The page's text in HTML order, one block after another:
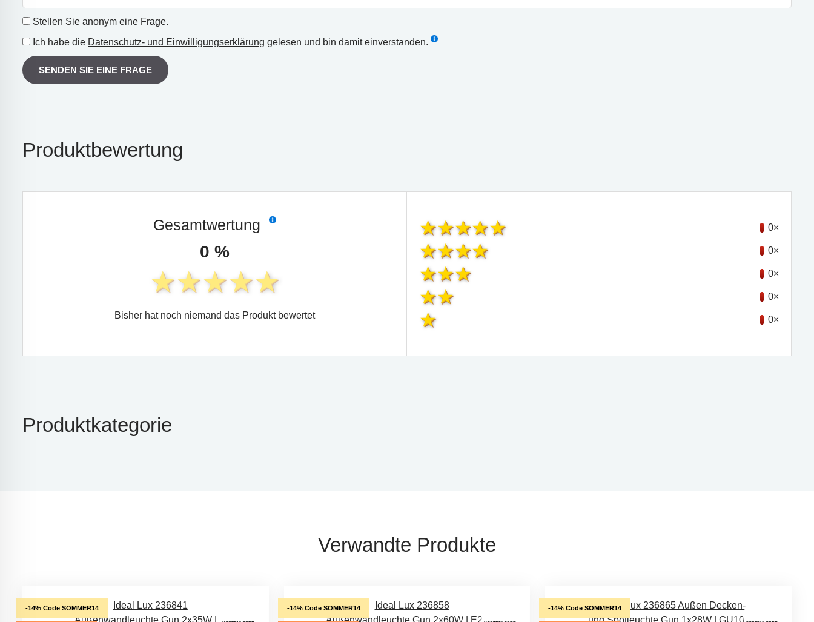
Stellen Sie anonym eine Frage.
Ich habe die Datenschutz- und Einwilligungserklärung gelesen und bin damit einverstanden.
SENDEN SIE EINE FRAGE
Produktbewertung
Gesamtwertung
0 %
Bisher hat noch niemand das Produkt bewertet
0×
0×
0×
0×
0×
Produktkategorie
Verwandte Produkte
-14% Code SOMMER14 -14% Code SOMMER14 -14% Code SOMMER14